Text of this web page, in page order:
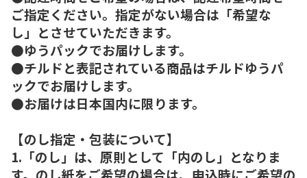
ご指定ください。指定がない場合は「希望な
し」とさせていただきます。
●ゆうパックでお届けします。
●チルドと表記されている商品はチルドゆうパ
ックでお届けします。
●お届けは日本国内に限ります。
【のし指定・包装について】
1.「のし」は、原則として「内のし」となりま
す。のし紙をご希望の場合は、申込時にご希望の